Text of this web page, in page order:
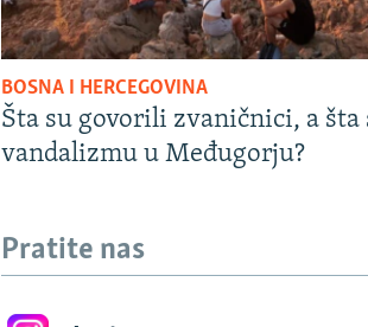
BOSNA I HERCEGOVINA
Šta su govorili zvaničnici, a šta
vandalizmu u Međugorju?
Pratite nas